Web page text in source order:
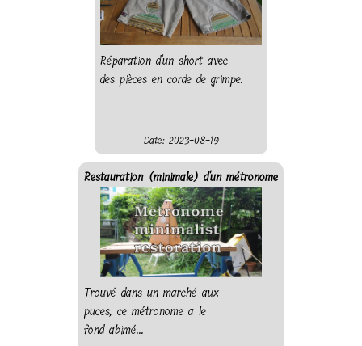
Réparation d'un short avec
des pièces en corde de grimpe.
Date: 2023-08-19
Restauration (minimale) d'un métronome
Trouvé dans un marché aux
puces, ce métronome a le
fond abimé...